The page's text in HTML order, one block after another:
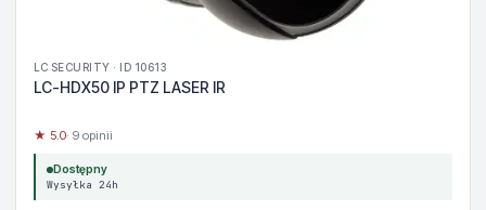
LC SECURITY · ID 10613
LC-HDX50 IP PTZ LASER IR
★ 5.0· 9 opinii
Dostępny
Wysyłka 24h